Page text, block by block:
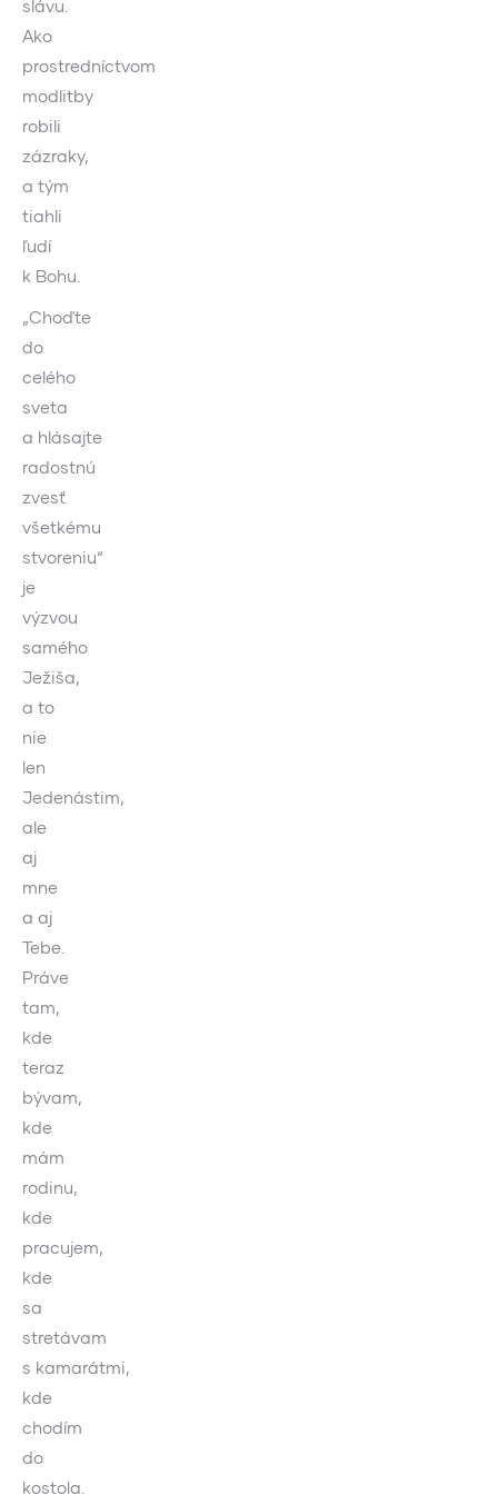
slávu.
Ako
prostredníctvom
modlitby
robili
zázraky,
a tým
tiahli
ľudí
k Bohu.
„Choďte
do
celého
sveta
a hlásajte
radostnú
zvesť
všetkému
stvoreniu“
je
výzvou
samého
Ježiša,
a to
nie
len
Jedenástim,
ale
aj
mne
a aj
Tebe.
Práve
tam,
kde
teraz
bývam,
kde
mám
rodinu,
kde
pracujem,
kde
sa
stretávam
s kamarátmi,
kde
chodím
do
kostola.